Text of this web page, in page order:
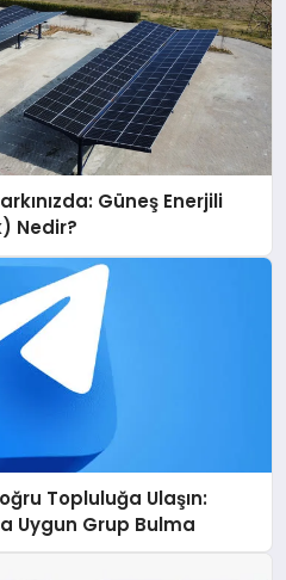
Güneş Enerjili
Nedir?
Topluluğa Ulaşın:
Uygun Grup Bulma